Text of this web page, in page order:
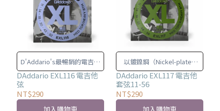
D'Addario's最暢銷的電吉他
弦之一
DAddario EXL116 電吉他
弦
NT$290
加入購物車
以鍍鎳鋼（Nickel-plated
steel）包覆鋼弦芯
DAddario EXL117 電吉他
套弦11-56
NT$290
加入購物車